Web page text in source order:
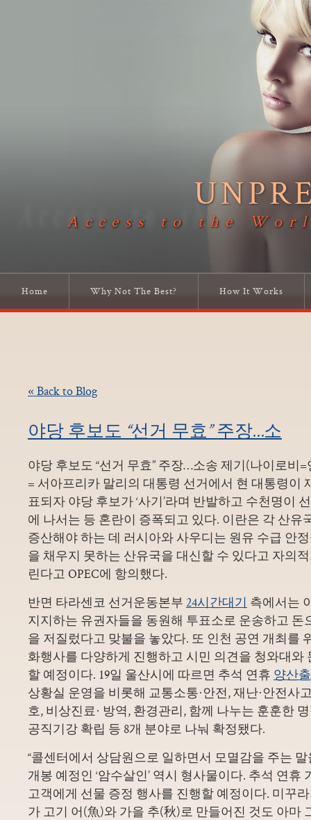
Access to the
Home Why Not The Best? How It Works
« Back to Blog
야당 후보도 “선거 무효” 주장…소
야당 후보도 “선거 무효” 주장…소송 제기(나이로비
= 서아프리카 말리의 대통령 선거에서 현 대통령이
표되자 야당 후보가 ‘사기’라며 반발하고 수천명이
에 나서는 등 혼란이 증폭되고 있다. 이란은 각 산유
증산해야 하는 데 러시아와 사우디는 원유 수급 안
을 채우지 못하는 산유국을 대신할 수 있다고 자의
린다고 OPEC에 항의했다.
반면 타라센코 선거운동본부 24시간대기 측에서는
지지하는 유권자들을 동원해 투표소로 운송하고 돈
을 저질렀다고 맞불을 놓았다. 또 인천 공연 개최를
화행사를 다양하게 진행하고 시민 의견을 청와대와
할 예정이다. 19일 울산시에 따르면 추석 연휴 양산
상황실 운영을 비롯해 교통소통·안전, 재난·안전사
호, 비상진료· 방역, 환경관리, 함께 나누는 훈훈한
공직기강 확립 등 8개 분야로 나눠 확정됐다.
“콜센터에서 상담원으로 일하면서 모멸감을 주는
개봉 예정인 ‘암수살인’ 역시 형사물이다. 추석 연휴
고객에게 선물 증정 행사를 진행할 예정이다. 미꾸
가 고기 어(魚)와 가을 추(秋)로 만들어진 것도 아마